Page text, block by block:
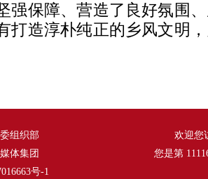
强保障、营造了良好氛围
打造淳朴纯正的乡风文明
组织部
体集团
号-1
欢迎您
您是第